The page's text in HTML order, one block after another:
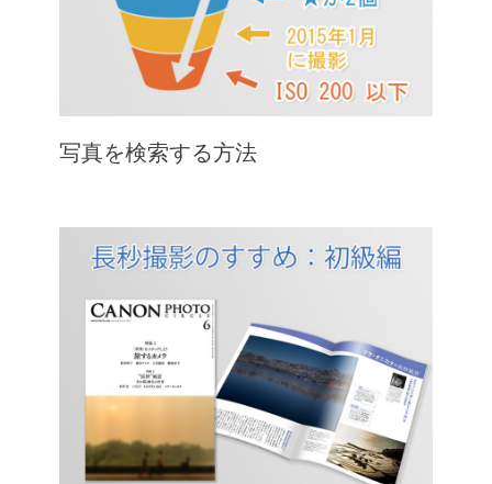
写真を検索する方法